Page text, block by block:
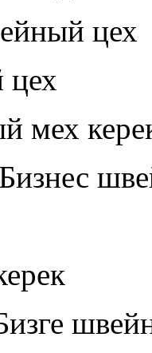
цех
цех
мех